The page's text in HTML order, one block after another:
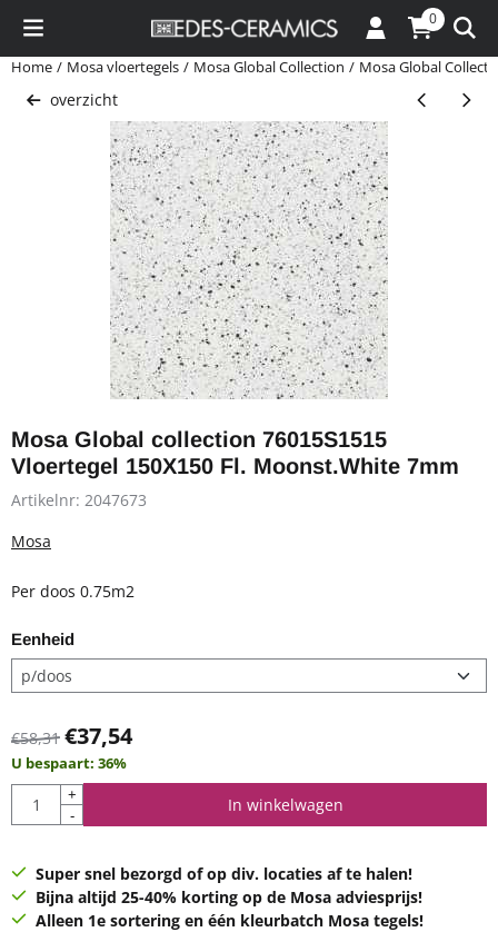
0
Home / Mosa vloertegels / Mosa Global Collection / Mosa Global
overzicht
Mosa Global collection 76015S1515
Vloertegel 150X150 Fl. Moonst.White 7mm
Artikelnr: 2047673
Mosa
Per doos 0.75m2
Eenheid
€58,31 €37,54
U bespaart: 36%
Aantal
+
-
In winkelwagen
Super snel bezorgd of op div. locaties af te halen!
Bijna altijd 25-40% korting op de Mosa adviesprijs!
Alleen 1e sortering en één kleurbatch Mosa tegels!